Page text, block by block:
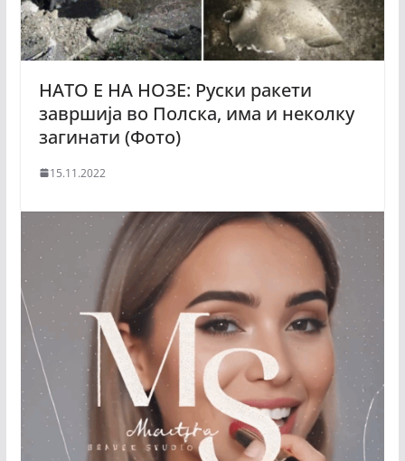
НАТО Е НА НОЗЕ: Руски ракети
завршија во Полска, има и неколку
загинати (Фото)
15.11.2022